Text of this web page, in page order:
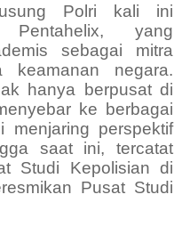
Polri kali ini
Pentahelix, yang
sebagai mitra
keamanan negara.
hanya berpusat di
ke berbagai
menjaring perspektif
saat ini, tercatat
Studi Kepolisian di
Pusat Studi